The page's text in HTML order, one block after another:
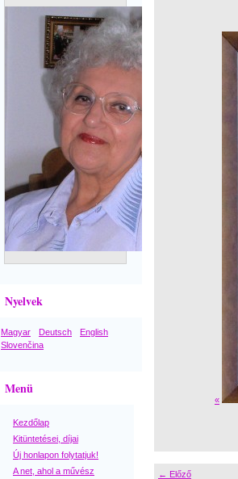
Nyelvek
Magyar Deutsch
English
Slovenčina
Menü
Kezdőlap
Kitüntetései, díjai
Új honlapon folytatjuk!
A net, ahol a művész
«
← Előző